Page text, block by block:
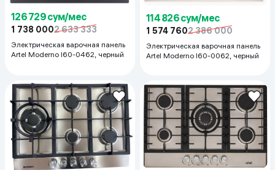
126 729 сум/мес
1 738 0002 633 333
Электрическая варочная панель
Artel Moderno I60-0462, черный
114 826 сум/мес
1 574 7602 386 000
Электрическая варочная панель
Artel Moderno I60-0062, черный